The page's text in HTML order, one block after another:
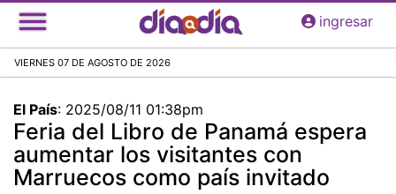
Pasar
al
principal
ingresar
VIERNES 07 DE AGOSTO DE 2026
El País: 2025/08/11 01:38pm
Feria del Libro de Panamá espera
aumentar los visitantes con
Marruecos como país invitado